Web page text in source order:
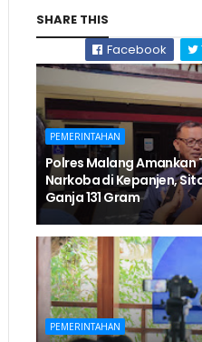
SHARE THIS
Facebook
PEMERINTAHAN
Polres Malang
Narkoba di Kepanjen,
Ganja 131 Gram
PEMERINTAHAN